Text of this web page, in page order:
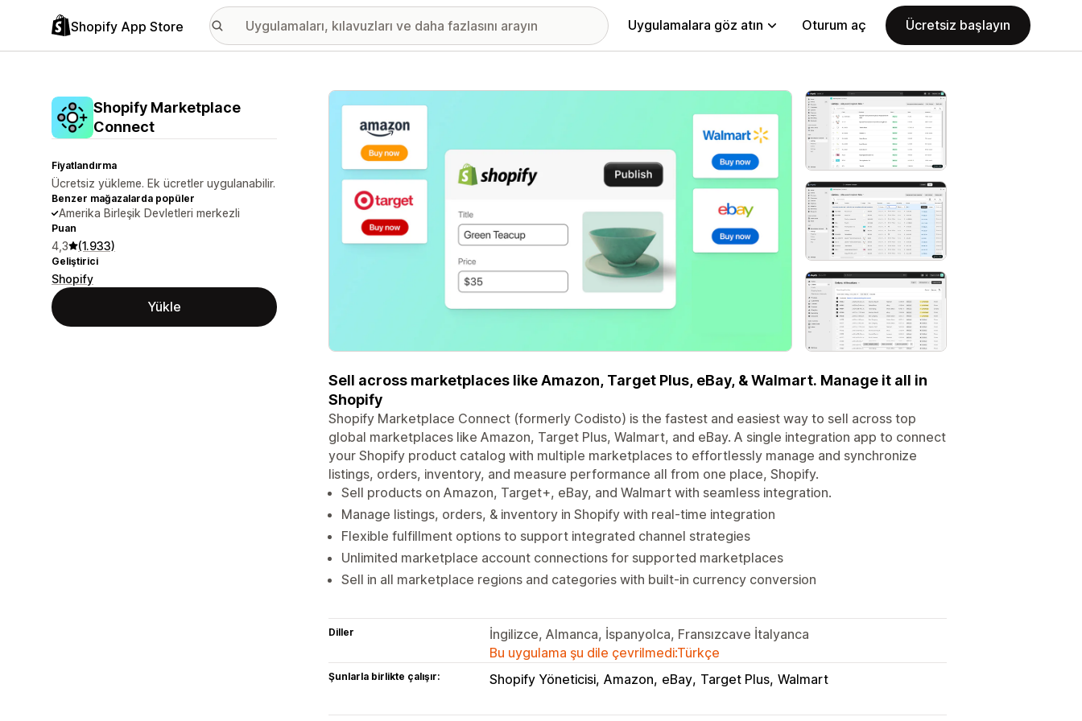
Shopify App Store Uygulamalara göz atın Oturum aç Ücretsiz başlayın
Shopify Marketplace
Connect
Fiyatlandırma
Ücretsiz yükleme. Ek ücretler uygulanabilir.
Benzer mağazalarda popüler
Amerika Birleşik Devletleri merkezli
Puan
4,3 (1.933)
Geliştirici
Shopify
Yükle
Öne çıkan görsel galerisi
Sell across marketplaces like Amazon, Target Plus, eBay, & Walmart. Manage it all in
Shopify
Shopify Marketplace Connect (formerly Codisto) is the fastest and easiest way to sell across top
global marketplaces like Amazon, Target Plus, Walmart, and eBay. A single integration app to connect
your Shopify product catalog with multiple marketplaces to effortlessly manage and synchronize
listings, orders, inventory, and measure performance all from one place, Shopify.
Sell products on Amazon, Target+, eBay, and Walmart with seamless integration.
Manage listings, orders, & inventory in Shopify with real-time integration
Flexible fulfillment options to support integrated channel strategies
Unlimited marketplace account connections for supported marketplaces
Sell in all marketplace regions and categories with built-in currency conversion
Diller
İngilizce, Almanca, İspanyolca, Fransızcave İtalyanca
Bu uygulama şu dile çevrilmedi:Türkçe
Şunlarla birlikte çalışır: Shopify Yöneticisi Amazon eBay Target Plus Walmart